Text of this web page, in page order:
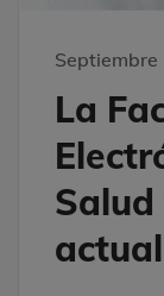
Septiembre
La
Salud